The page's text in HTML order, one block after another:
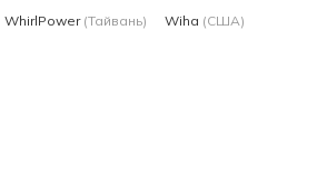
WhirlPower (Тайвань) Wiha (США)